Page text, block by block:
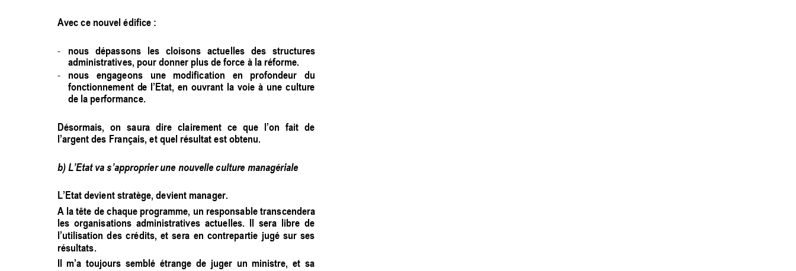
Avec ce nouvel édifice :
- nous dépassons les cloisons actuelles des
structures
administratives, pour donner plus de force à la réforme.
- nous engageons une modification en profondeur
du
fonctionnement de l’Etat, en ouvrant la voie à une culture
de la performance.
Désormais, on saura dire clairement ce que l’on fait de
l’argent des Français, et quel résultat est obtenu.
b) L’Etat va s’approprier une nouvelle culture managériale
L’Etat devient stratège, devient manager.
A la tête de chaque programme, un responsable transcendera
les organisations  administratives  actuelles.  Il sera libre de
l’utilisation des crédits, et sera en contrepartie jugé sur ses
résultats.
Il m’a toujours semblé étrange  de juger un ministre, et sa